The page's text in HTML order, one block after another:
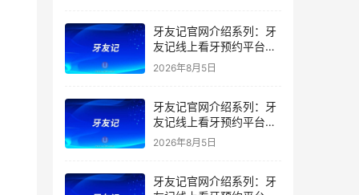
牙友记官网介绍系列：牙
友记线上看牙预约平台是
干什么的？靠谱吗？
2026年8月5日
牙友记官网介绍系列：牙
友记线上看牙预约平台让
看牙不再靠运气
2026年8月5日
牙友记官网介绍系列：牙